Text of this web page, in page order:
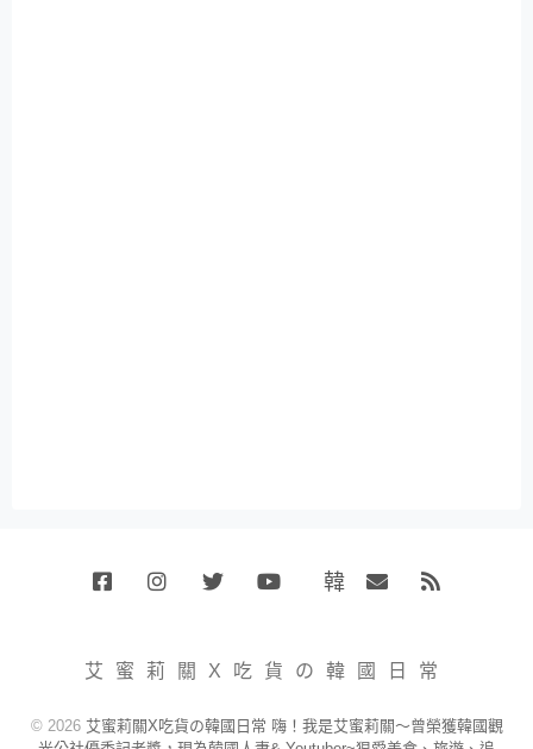
韓
小
賣
艾蜜莉關X吃貨の韓國日常
© 2026 艾蜜莉關X吃貨の韓國日常 嗨！我是艾蜜莉關～曾榮獲韓國觀